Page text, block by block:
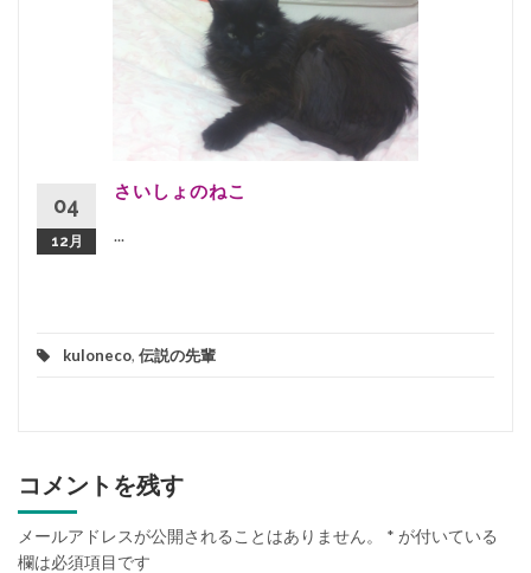
04
12月
さいしょのねこ
...
kuloneco, 伝説の先輩
コメントを残す
メールアドレスが公開されることはありません。 * が付いている
欄は必須項目です